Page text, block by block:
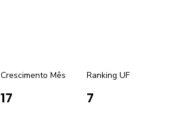
17 7
Ranking UF
Crescimento Mês